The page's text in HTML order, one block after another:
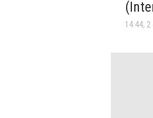
14:44, 2